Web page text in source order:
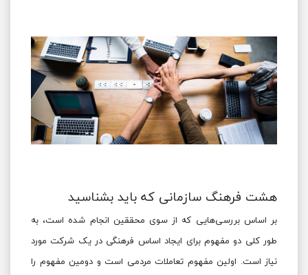
هشت فرهنگ سازمانی که باید بشناسید
بر اساس بررسی‌هایی که از سوی محققین انجام شده است، به
طور کلی دو مفهوم برای ایجاد اساس فرهنگی در یک شرکت مورد
نیاز است. اولین مفهوم تعاملات مردمی است و دومین مفهوم را